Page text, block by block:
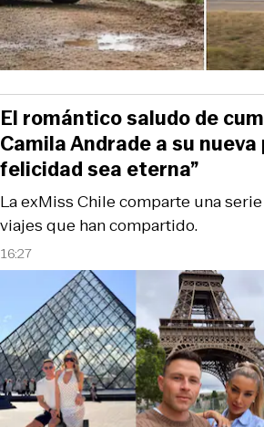
16:27
La exMiss Chile comparte una
viajes que han compartido.
El romántico saludo de
Camila Andrade a su
felicidad sea eterna”